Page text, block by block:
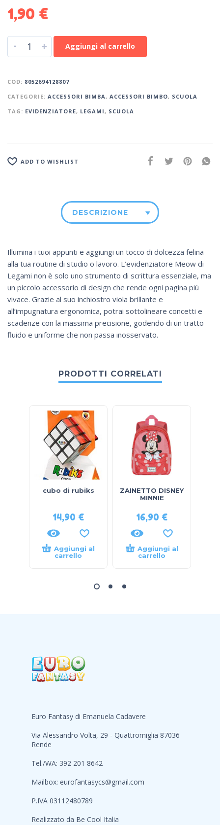
1,90 €
- + Aggiungi al carrello
COD: 8052694128807
CATEGORIE: ACCESSORI BIMBA , ACCESSORI BIMBO, SCUOLA
TAG: EVIDENZIATORE, LEGAMI , SCUOLA
ADD TO WISHLIST
DESCRIZIONE
Illumina i tuoi appunti e aggiungi un tocco di dolcezza felina
alla tua routine di studio o lavoro. L’evidenziatore Meow di
Legami non è solo uno strumento di scrittura essenziale, ma
un piccolo accessorio di design che rende ogni pagina più
vivace. Grazie al suo inchiostro viola brillante e
all’impugnatura ergonomica, potrai sottolineare concetti e
scadenze con la massima precisione, godendo di un tratto
fluido e uniforme che non passa inosservato.
PRODOTTI CORRELATI
cubo di rubiks
14,90 €
Aggiungi al
carrello
ZAINETTO DISNEY
MINNIE
16,90 €
Aggiungi al
carrello
Euro Fantasy di Emanuela Cadavere
Via Alessandro Volta, 29 - Quattromiglia 87036
Rende
Tel./WA: 392 201 8642
Mailbox: eurofantasycs@gmail.com
P.IVA 03112480789
Realizzato da Be Cool Italia